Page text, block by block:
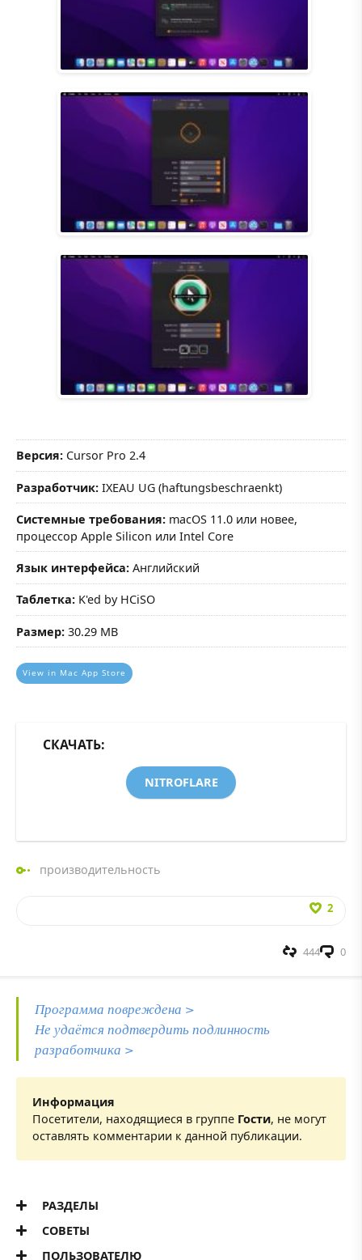
Версия: Cursor Pro 2.4
Разработчик: IXEAU UG (haftungsbeschraenkt)
Системные требования: macOS 11.0 или новее,
процессор Apple Silicon или Intel Core
Язык интерфейса: Английский
Таблетка: K'ed by HCiSO
Размер: 30.29 MB
View in Mac App Store
СКАЧАТЬ:
NITROFLARE
производительность
2
0
444
Программа повреждена >
Не удаётся подтвердить подлинность
разработчика >
Информация
Посетители, находящиеся в группе Гости, не могут
оставлять комментарии к данной публикации.
РАЗДЕЛЫ
СОВЕТЫ
ПОЛЬЗОВАТЕЛЮ